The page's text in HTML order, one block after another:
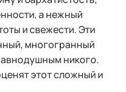
а нежный
и свежести. Эти
многогранный
никого.
этот сложный и